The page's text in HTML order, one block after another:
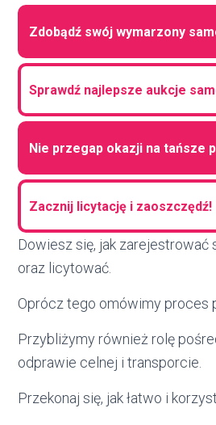
Zdobądź swój wymarzony
Sprawdź najlepsze aukcje
Nie przegap okazji na tańsze
Zacznij licytację i zaoszczędź!
Dowiesz się, jak zarejestrować
oraz licytować.
Oprócz tego omówimy proces
Przybliżymy również rolę
odprawie celnej i transporcie.
Przekonaj się, jak łatwo i